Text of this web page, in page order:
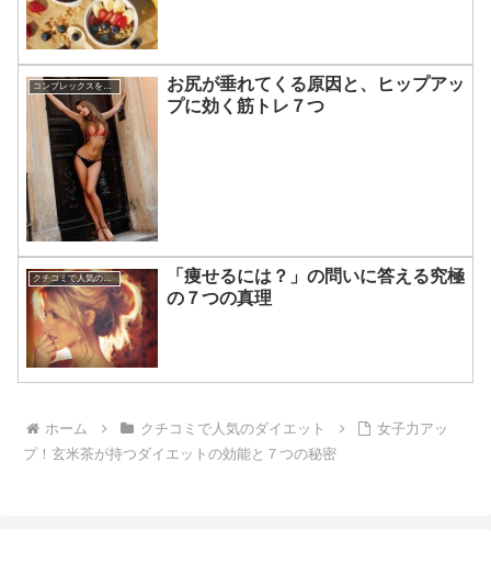
コンプレックスを克服する方法
お尻が垂れてくる原因と、ヒップアッ
プに効く筋トレ７つ
クチコミで人気のダイエット
「痩せるには？」の問いに答える究極
の７つの真理
ホーム クチコミで人気のダイエット
女子力アッ
プ！玄米茶が持つダイエットの効能と７つの秘密